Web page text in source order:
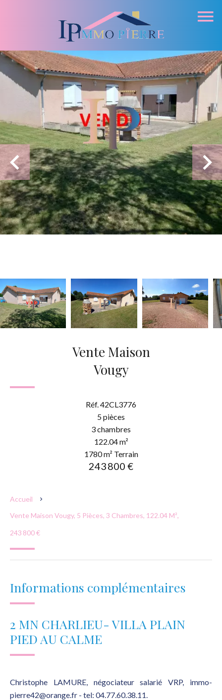
Vente Maison
Vougy
Réf. 42CL3776
5 pièces
3 chambres
122.04 m²
1780 m² Terrain
243 800 €
Accueil
Vente Maison Vougy, 5 Pièces, 3 Chambres, 122.04 M²,
243 800 €
Informations complémentaires
2 MN CHARLIEU- VILLA PLAIN
PIED AU CALME
Christophe LAMURE, négociateur salarié VRP, immo-
pierre42@orange.fr - tel: 04.77.60.38.11.